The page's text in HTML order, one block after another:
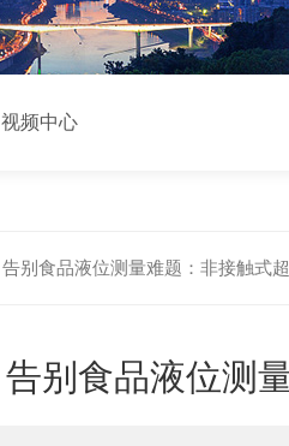
视频中心
告别食品液位测量难题：非接触式
告别食品液位测